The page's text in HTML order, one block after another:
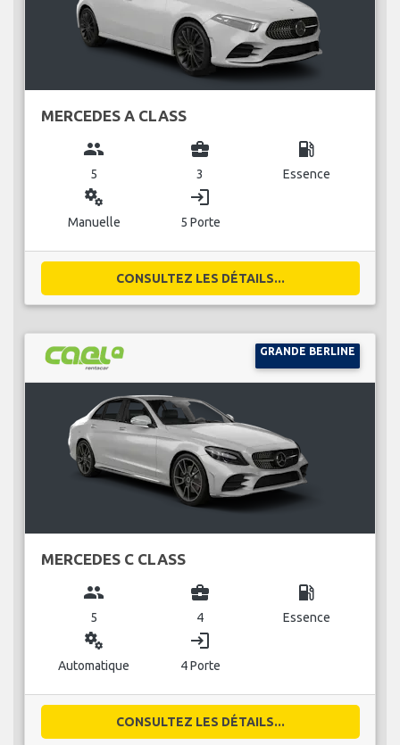
MERCEDES A CLASS
group
5
business_center
3
local_gas_station
Essence
miscellaneous_services
Manuelle
login
5 Porte
CONSULTEZ LES DÉTAILS...
GRANDE BERLINE
MERCEDES C CLASS
group
5
business_center
4
local_gas_station
Essence
miscellaneous_services
Automatique
login
4 Porte
CONSULTEZ LES DÉTAILS...